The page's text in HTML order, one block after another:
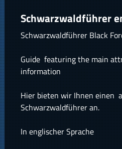
Schwarzwaldführer
Schwarzwaldführer Black
Guide featuring the main
information
Hier bieten wir Ihnen einen
Schwarzwaldführer an.
In englischer Sprache